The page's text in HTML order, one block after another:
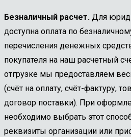
Безналичный расчет. Для
доступна оплата по
перечисления денежных
покупателя на наш расчетный
отгрузке мы предоставляем
(счёт на оплату, счёт-фактуру,
договор поставки). При
необходимо выбрать этот
реквизиты организации или